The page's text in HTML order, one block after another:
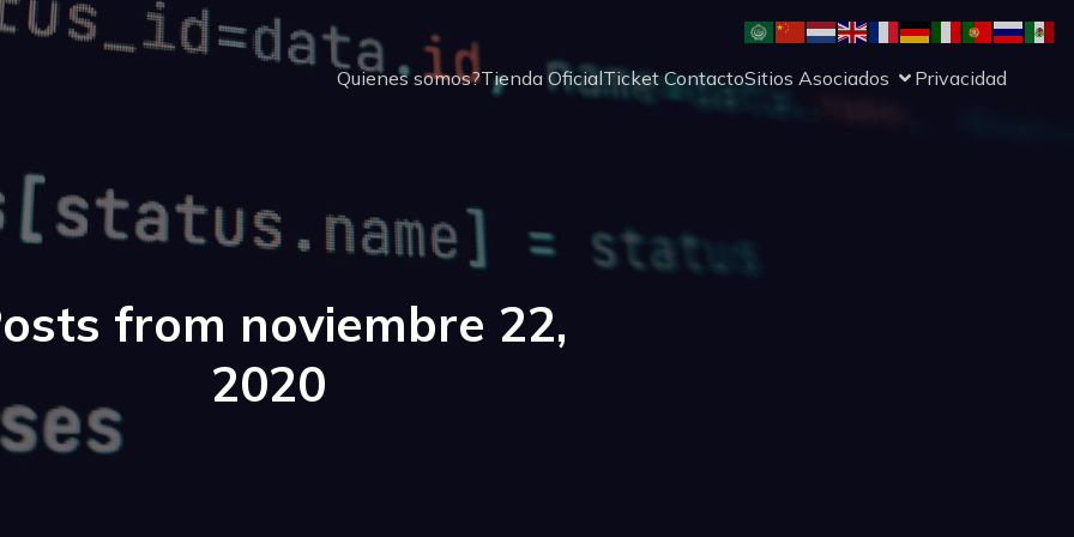
Quienes somos?Tienda OficialTicket ContactoSitios Asociados Privacidad
from noviembre 22,
2020